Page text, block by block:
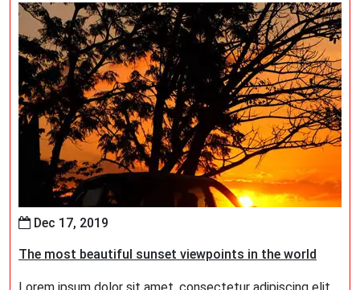
Dec 17, 2019
The most beautiful sunset viewpoints in the world